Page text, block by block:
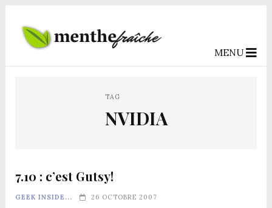
MENU
TAG
NVIDIA
7.10 : c’est Gutsy!
GEEK INSIDE... 26 OCTOBRE 2007